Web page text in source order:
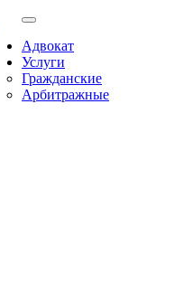
Адвокат
Услуги
Гражданские
Арбитражные